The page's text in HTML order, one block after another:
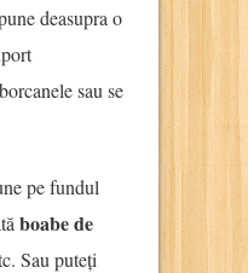
deasupra o
sau se
pe fundul
boabe de
Sau puteți